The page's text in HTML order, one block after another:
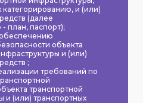
и (или)
(далее
- план, паспорт);
объекта
и (или)
;
требований по
транспортной
и (или) транспортных